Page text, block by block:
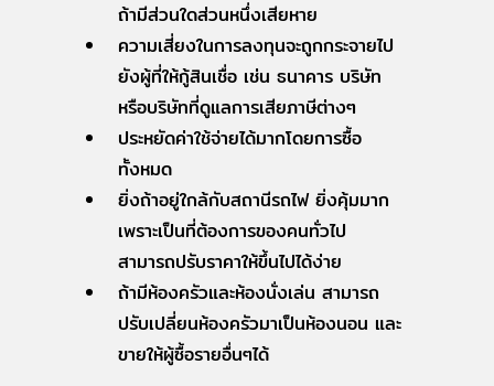
ถ้ามีส่วนใดส่วนหนึ่งเสียหาย
ความเสี่ยงในการลงทุนจะถูกกระจายไป
ยังผู้ที่ให้กู้สินเชื่อ เช่น ธนาคาร บริษัท
หรือบริษัทที่ดูแลการเสียภาษีต่างๆ
ประหยัดค่าใช้จ่ายได้มากโดยการซื้อ
ทั้งหมด
ยิ่งถ้าอยู่ใกล้กับสถานีรถไฟ ยิ่งคุ้มมาก
เพราะเป็นที่ต้องการของคนทั่วไป
สามารถปรับราคาให้ขึ้นไปได้ง่าย
ถ้ามีห้องครัวและห้องนั่งเล่น สามารถ
ปรับเปลี่ยนห้องครัวมาเป็นห้องนอน และ
ขายให้ผู้ซื้อรายอื่นๆได้